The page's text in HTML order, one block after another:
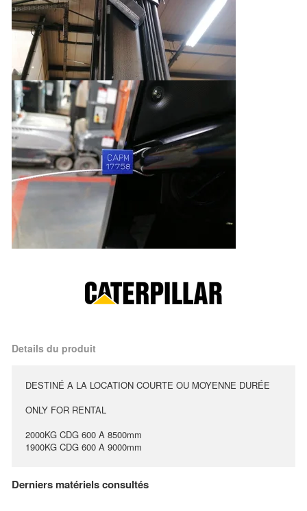
Details du produit
DESTINÉ A LA LOCATION COURTE OU MOYENNE DURÉE
ONLY FOR RENTAL
2000KG CDG 600 A 8500mm
1900KG CDG 600 A 9000mm
Derniers matériels consultés